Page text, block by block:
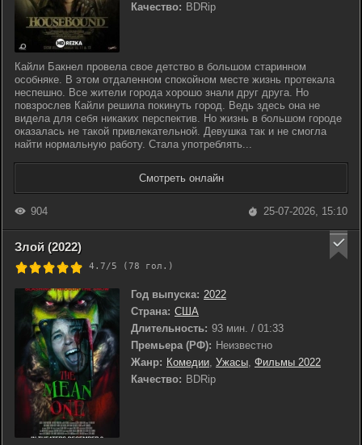
Качество: BDRip
Кайли Бакнел провела свое детство в большом старинном
особняке. В этом отдаленном спокойном месте жизнь протекала
неспешно. Все жители города хорошо знали друг друга. Но
повзрослев Кайли решила покинуть город. Ведь здесь она не
видела для себя никаких перспектив. Но жизнь в большом городе
оказалась не такой привлекательной. Девушка так и не смогла
найти нормальную работу. Стала употреблять...
Смотреть онлайн
904 25-07-2026, 15:10
Злой (2022)
4.7/5 (78 гол.)
Год выпуска: 2022
Страна: США
Длительность: 93 мин. / 01:33
Премьера (РФ): Неизвестно
Жанр: Комедии, Ужасы, Фильмы 2022
Качество: BDRip